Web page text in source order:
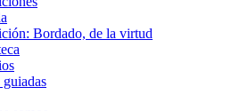
Bordado, de la virtud